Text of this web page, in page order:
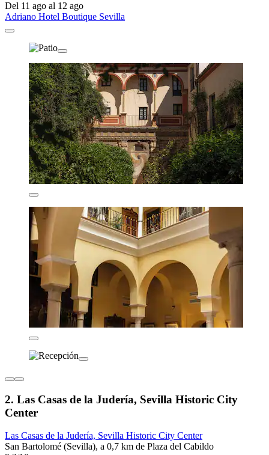
Del 11 ago al 12 ago
Adriano Hotel Boutique Sevilla
2. Las Casas de la Judería, Sevilla Historic City
Center
Las Casas de la Judería, Sevilla Historic City Center
San Bartolomé (Sevilla), a 0,7 km de Plaza del Cabildo